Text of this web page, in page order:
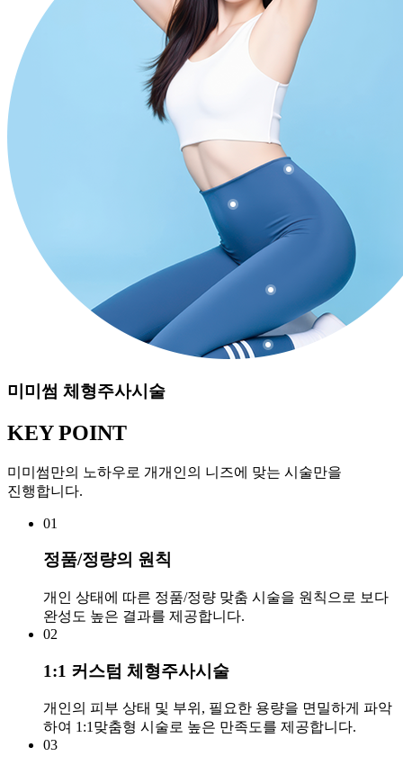
미미썸 체형주사시술
KEY POINT
미미썸만의 노하우로 개개인의 니즈에 맞는 시술만을
진행합니다.
01
정품/정량의 원칙
개인 상태에 따른 정품/정량 맞춤 시술을 원칙으로 보다
완성도 높은 결과를 제공합니다.
02
1:1 커스텀 체형주사시술
개인의 피부 상태 및 부위, 필요한 용량을 면밀하게 파악
하여 1:1맞춤형 시술로 높은 만족도를 제공합니다.
03